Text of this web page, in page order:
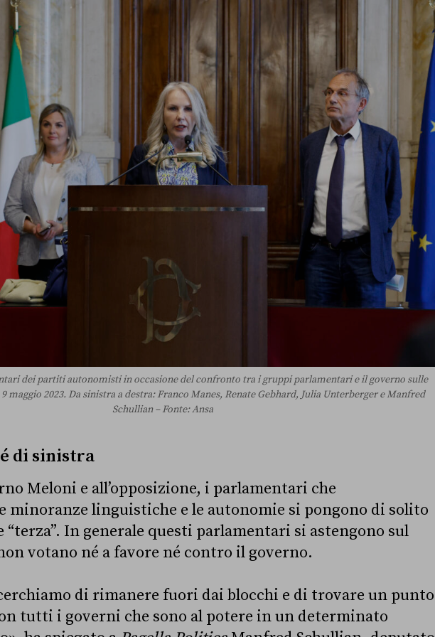
dei partiti autonomisti in occasione del confronto tra i gruppi parlamentari e il governo sulle
2023. Da sinistra a destra: Franco Manes, Renate Gebhard, Julia Unterberger e Manfred
Schullian – Fonte: Ansa
di sinistra
Meloni e all’opposizione, i parlamentari che
minoranze linguistiche e le autonomie si pongono di solito
“terza”. In generale questi parlamentari si astengono sul
votano né a favore né contro il governo.
di rimanere fuori dai blocchi e di trovare un punto
tutti i governi che sono al potere in un determinato